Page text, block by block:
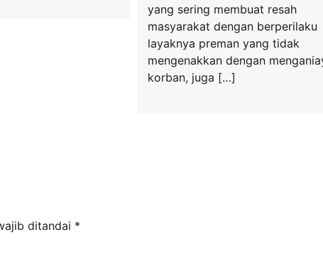
yang sering membuat resah
masyarakat dengan berperilaku
layaknya preman yang tidak
mengenakkan dengan
korban, juga […]
ditandai *